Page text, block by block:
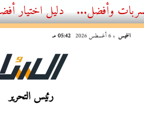
الخميس ، 6 أغسطس 2026 05:42 مـ
رئيس التحرير